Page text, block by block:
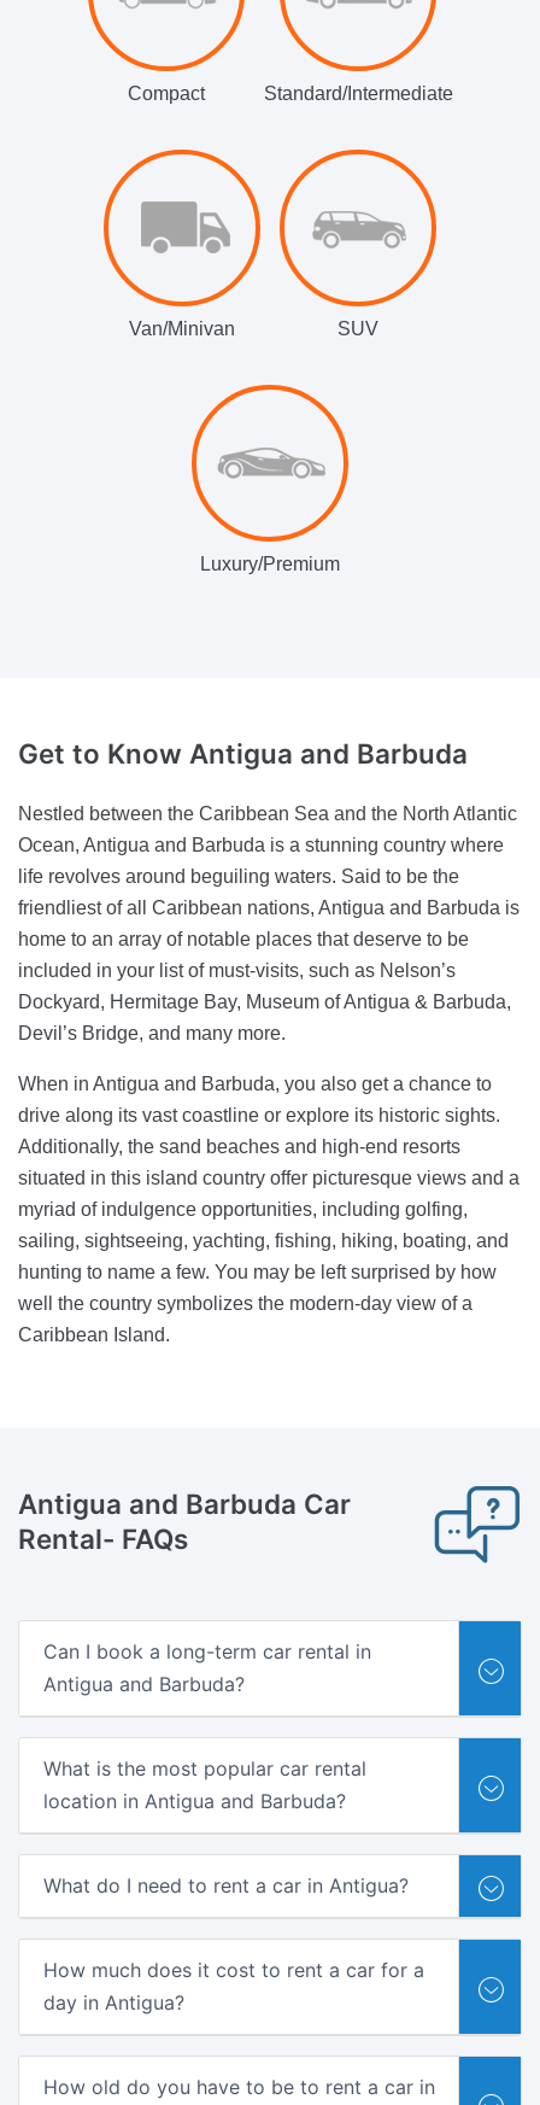
Compact Standard/Intermediate
Van/Minivan SUV
Luxury/Premium
Get to Know Antigua and Barbuda
Nestled between the Caribbean Sea and the North Atlantic
Ocean, Antigua and Barbuda is a stunning country where
life revolves around beguiling waters. Said to be the
friendliest of all Caribbean nations, Antigua and Barbuda is
home to an array of notable places that deserve to be
included in your list of must-visits, such as Nelson’s
Dockyard, Hermitage Bay, Museum of Antigua & Barbuda,
Devil’s Bridge, and many more.
When in Antigua and Barbuda, you also get a chance to
drive along its vast coastline or explore its historic sights.
Additionally, the sand beaches and high-end resorts
situated in this island country offer picturesque views and a
myriad of indulgence opportunities, including golfing,
sailing, sightseeing, yachting, fishing, hiking, boating, and
hunting to name a few. You may be left surprised by how
well the country symbolizes the modern-day view of a
Caribbean Island.
Antigua and Barbuda Car
Rental- FAQs
Can I book a long-term car rental in
Antigua and Barbuda?
What is the most popular car rental
location in Antigua and Barbuda?
What do I need to rent a car in Antigua?
How much does it cost to rent a car for a
day in Antigua?
How old do you have to be to rent a car in